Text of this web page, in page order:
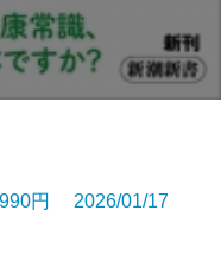
円 2026/01/17